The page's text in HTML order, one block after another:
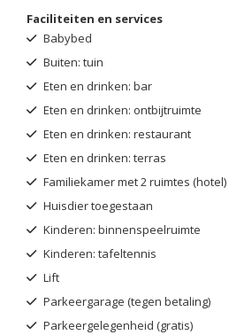
Faciliteiten en services
Babybed
Buiten: tuin
Eten en drinken: bar
Eten en drinken: ontbijtruimte
Eten en drinken: restaurant
Eten en drinken: terras
Familiekamer met 2 ruimtes (hotel)
Huisdier toegestaan
Kinderen: binnenspeelruimte
Kinderen: tafeltennis
Lift
Parkeergarage (tegen betaling)
Parkeergelegenheid (gratis)